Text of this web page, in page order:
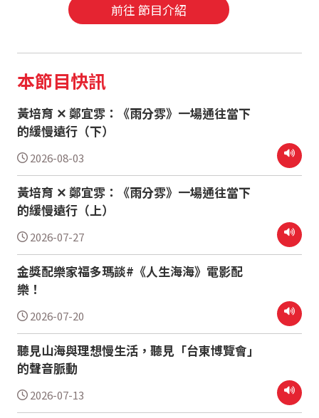
前往 節目介紹
本節目快訊
黃培育 ✕ 鄭宜雰：《雨分雰》一場通往當下
的緩慢遠行（下）
2026-08-03
黃培育 ✕ 鄭宜雰：《雨分雰》一場通往當下
的緩慢遠行（上）
2026-07-27
金獎配樂家福多瑪談#《人生海海》電影配
樂！
2026-07-20
聽見山海與理想慢生活，聽見「台東博覽會」
的聲音脈動
2026-07-13